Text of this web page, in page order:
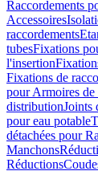
Raccordements
Accessoires
raccordements
tubesFixations
l'insertion
Fixations de
pour Armoires
distributionJoints
pour eau potable
détachées pour
Manchons
Réductions